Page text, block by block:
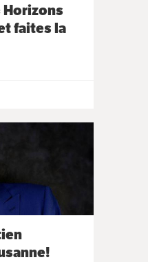
Horizons
faites la